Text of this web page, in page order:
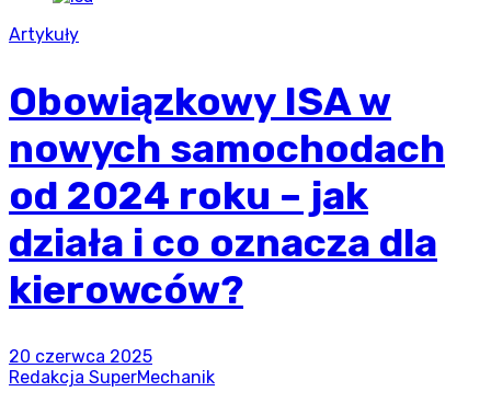
Artykuły
Obowiązkowy ISA w
nowych samochodach
od 2024 roku – jak
działa i co oznacza dla
kierowców?
20 czerwca 2025
Redakcja SuperMechanik